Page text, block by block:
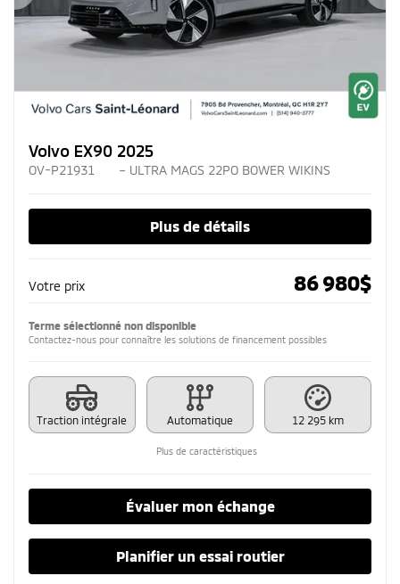
Précédent
Volvo EX90 2025
OV-P21931 – ULTRA MAGS 22PO BOWER WIKINS
Plus de détails
Votre prix 86 980$
Terme sélectionné non disponible
Contactez-nous pour connaître les solutions de financement possibles
Traction intégrale Automatique 12 295 km
Plus de caractéristiques
Évaluer mon échange
Planifier un essai routier